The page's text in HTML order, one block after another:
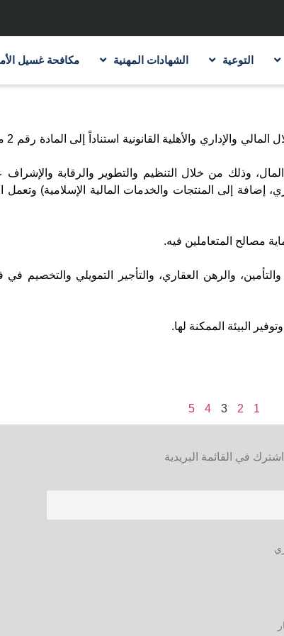
التوعية الشهادات المهنية مكافحة غسيل
وذلك من خلال التنظيم والتطوير والرقابة
إضافة إلى المنتجات والخدمات المالية الإسلامية) وتعمل
مصالح المتعاملين فيه.
والرهن العقاري، والتأجير التمويلي والتخصيم
البيئة الممكنة لها.
1
2
3
4
5
اشترك في القائمة البريدية